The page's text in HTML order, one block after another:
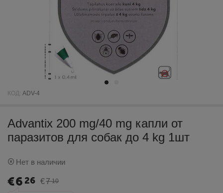
КОД: ADV-4
Advantix 200 mg/40 mg капли от
паразитов для собак до 4 kg 1шт
Нет в наличии
€6 26 €7 10